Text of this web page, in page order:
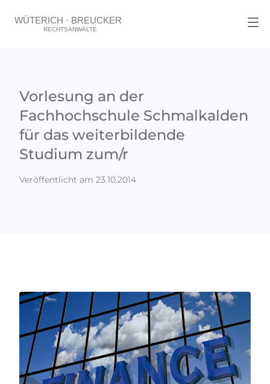
Vorlesung an der
Fachhochschule Schmalkalden
für das weiterbildende
Studium zum/r
Veröffentlicht am 23.10.2014